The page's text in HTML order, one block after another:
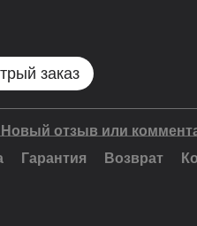
заказ
Новый отзыв или
Гарантия Возврат